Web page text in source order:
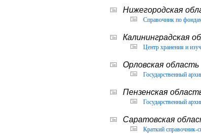
Нижегородская
Справочник по
Калининградская
Центр хранения и
Орловская область
Государственный
Пензенская
Государственный
Саратовская
Краткий справочник-